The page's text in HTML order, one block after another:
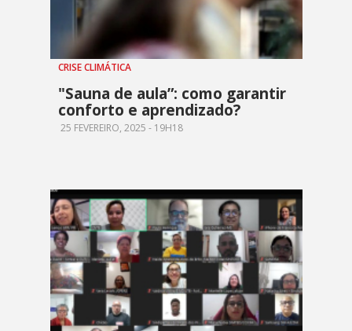
CRISE CLIMÁTICA
"Sauna de aula”: como garantir
conforto e aprendizado?
25 FEVEREIRO, 2025 - 19H18